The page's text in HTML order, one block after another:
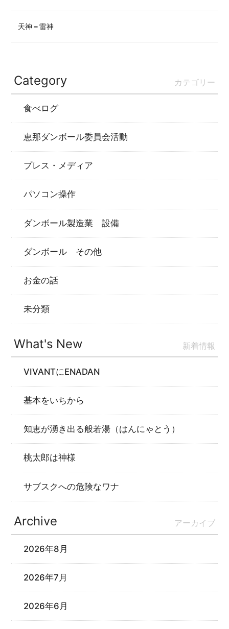
天神＝雷神
Category カテゴリー
食べログ
恵那ダンボール委員会活動
プレス・メディア
パソコン操作
ダンボール製造業 設備
ダンボール その他
お金の話
未分類
What's New 新着情報
VIVANTにENADAN
基本をいちから
知恵が湧き出る般若湯（はんにゃとう）
桃太郎は神様
サブスクへの危険なワナ
Archive アーカイブ
2026年8月
2026年7月
2026年6月